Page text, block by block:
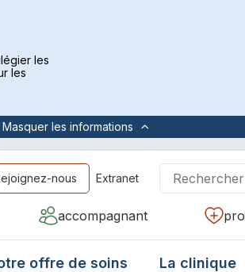
les
les
Masquerles informations
accompagnant
offre de soins La clinique
nous Extranet